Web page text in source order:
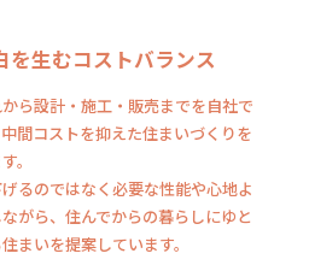
を生むコストバランス
ら設計・施工・販売までを自社で
間コストを抑えた住まいづくりを
。
るのではなく必要な性能や心地よ
がら、住んでからの暮らしにゆと
まいを提案しています。